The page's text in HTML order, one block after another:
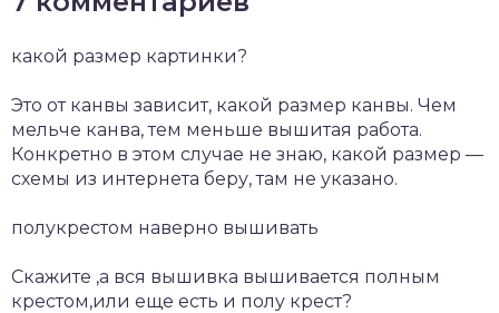
какой размер картинки?
Это от канвы зависит, какой размер канвы. Чем
мельче канва, тем меньше вышитая работа.
Конкретно в этом случае не знаю, какой размер —
схемы из интернета беру, там не указано.
полукрестом наверно вышивать
Скажите ,а вся вышивка вышивается полным
крестом,или еще есть и полу крест?